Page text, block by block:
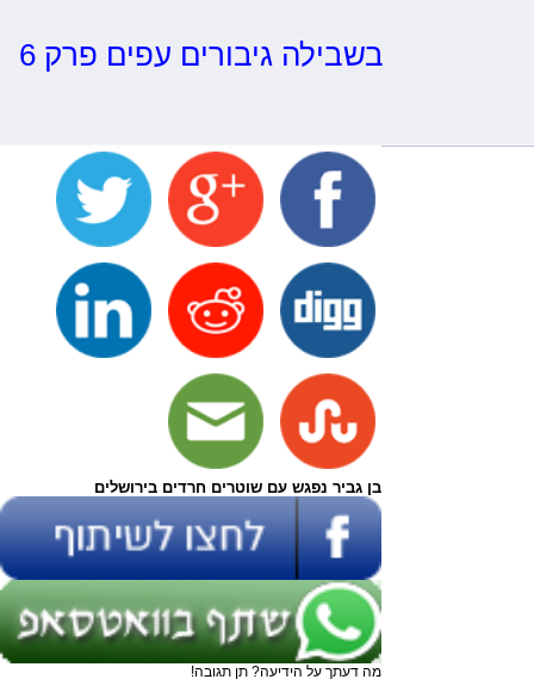
בשבילה גיבורים עפים פרק 6
בן גביר נפגש עם שוטרים חרדים בירושלים
מה דעתך על הידיעה? תן תגובה!